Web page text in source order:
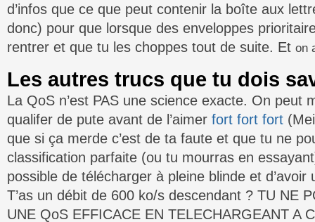
d’infos que ce que peut contenir la boîte aux
donc) pour que lorsque des enveloppes
rentrer et que tu les choppes tout de suite. Et on
Les autres trucs que tu dois
La QoS n’est PAS une science exacte. On peut
qualifer de pute avant de l’aimer fort fort fort
que si ça merde c’est de ta faute et que tu ne
classification parfaite (ou tu mourras en
possible de télécharger à pleine blinde et
T’as un débit de 600 ko/s descendant ? TU NE
UNE QoS EFFICACE EN TELECHARGEANT A